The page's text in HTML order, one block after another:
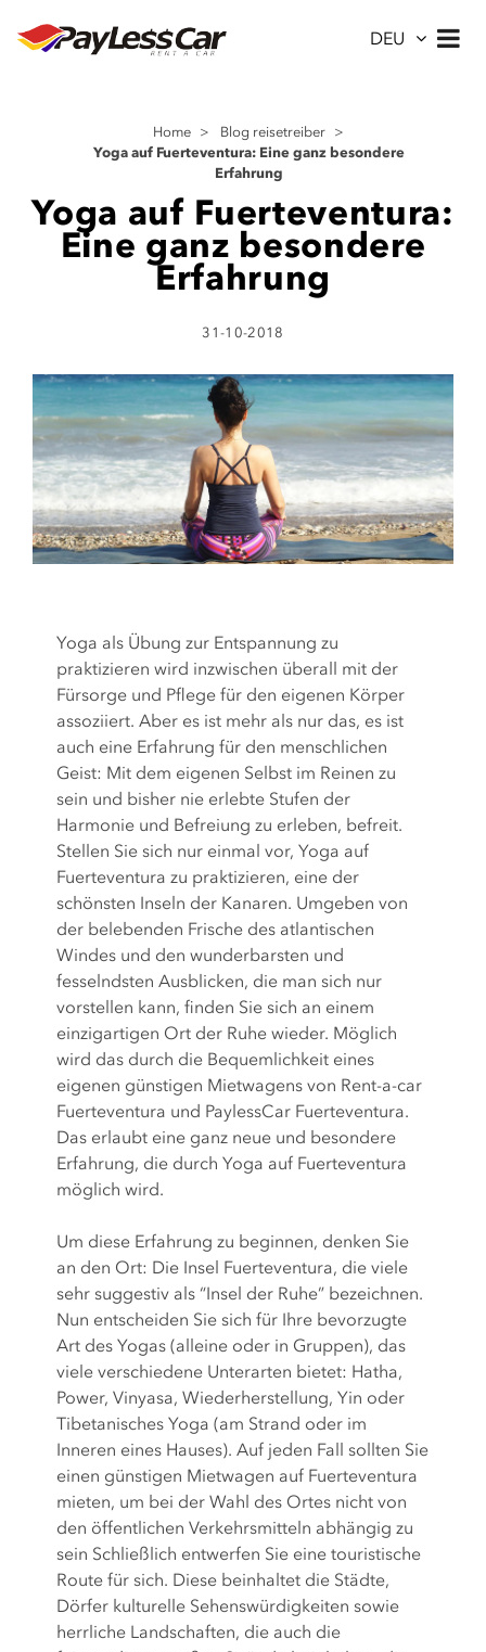
DEU
Home > Blog reisetreiber >
Yoga auf Fuerteventura: Eine ganz besondere
Erfahrung
Yoga auf Fuerteventura:
Eine ganz besondere
Erfahrung
31-10-2018
Yoga als Übung zur Entspannung zu
praktizieren wird inzwischen überall mit der
Fürsorge und Pflege für den eigenen Körper
assoziiert. Aber es ist mehr als nur das, es ist
auch eine Erfahrung für den menschlichen
Geist: Mit dem eigenen Selbst im Reinen zu
sein und bisher nie erlebte Stufen der
Harmonie und Befreiung zu erleben, befreit.
Stellen Sie sich nur einmal vor, Yoga auf
Fuerteventura zu praktizieren, eine der
schönsten Inseln der Kanaren. Umgeben von
der belebenden Frische des atlantischen
Windes und den wunderbarsten und
fesselndsten Ausblicken, die man sich nur
vorstellen kann, finden Sie sich an einem
einzigartigen Ort der Ruhe wieder. Möglich
wird das durch die Bequemlichkeit eines
eigenen günstigen Mietwagens von Rent-a-car
Fuerteventura und PaylessCar Fuerteventura.
Das erlaubt eine ganz neue und besondere
Erfahrung, die durch Yoga auf Fuerteventura
möglich wird.
Um diese Erfahrung zu beginnen, denken Sie
an den Ort: Die Insel Fuerteventura, die viele
sehr suggestiv als “Insel der Ruhe” bezeichnen.
Nun entscheiden Sie sich für Ihre bevorzugte
Art des Yogas (alleine oder in Gruppen), das
viele verschiedene Unterarten bietet: Hatha,
Power, Vinyasa, Wiederherstellung, Yin oder
Tibetanisches Yoga (am Strand oder im
Inneren eines Hauses). Auf jeden Fall sollten Sie
einen günstigen Mietwagen auf Fuerteventura
mieten, um bei der Wahl des Ortes nicht von
den öffentlichen Verkehrsmitteln abhängig zu
sein Schließlich entwerfen Sie eine touristische
Route für sich. Diese beinhaltet die Städte,
Dörfer kulturelle Sehenswürdigkeiten sowie
herrliche Landschaften, die auch die